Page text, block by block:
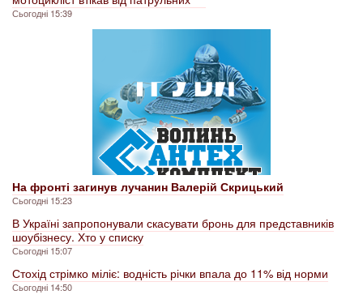
Сьогодні 15:39
На фронті загинув лучанин Валерій Скрицький
Сьогодні 15:23
В Україні запропонували скасувати бронь для представників
шоубізнесу. Хто у списку
Сьогодні 15:07
Стохід стрімко міліє: водність річки впала до 11% від норми
Сьогодні 14:50